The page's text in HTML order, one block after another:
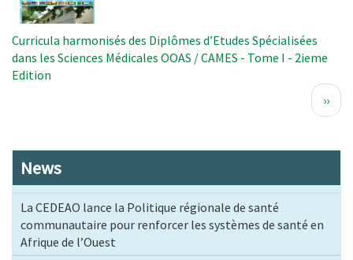
Curricula harmonisés des Diplômes d’Etudes Spécialisées
dans les Sciences Médicales OOAS / CAMES - Tome I - 2ieme
Edition
Page
››
News
La CEDEAO lance la Politique régionale de santé
communautaire pour renforcer les systèmes de santé en
Afrique de l’Ouest